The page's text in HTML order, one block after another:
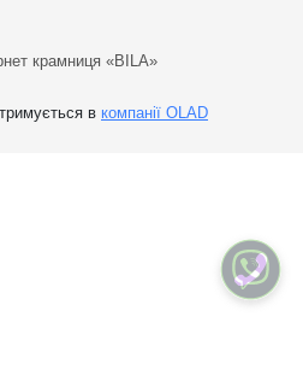
крамниця «BILA»
в компанії OLAD